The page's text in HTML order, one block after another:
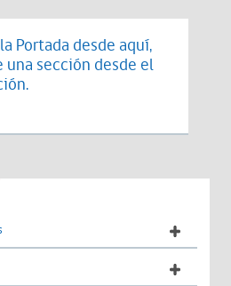
Portada desde aquí,
sección desde el